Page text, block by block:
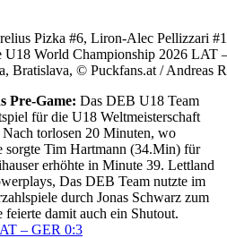
Pizka #6, Liron-Alec Pellizzari
U18 World Championship 2026 LAT
Bratislava, © Puckfans.at / Andreas
Pre-Game: Das DEB U18 Team
für die U18 Weltmeisterschaft
torlosen 20 Minuten, wo
sorgte Tim Hartmann (34.Min) für
erhöhte in Minute 39. Lettland
Das DEB Team nutzte im
durch Jonas Schwarz zum
damit auch ein Shutout.
– GER 0:3